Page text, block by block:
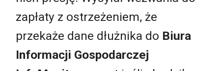
zapłaty z ostrzeżeniem, że
przekaże dane dłużnika do Biura
Informacji Gospodarczej